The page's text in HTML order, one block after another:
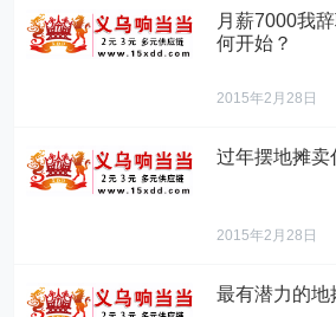
月薪7000我
何开始？
2015年2月28日
过年摆地摊卖
2015年2月28日
最有潜力的地